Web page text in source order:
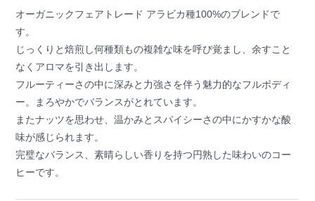
オーガニックフェアトレード アラビカ種100%のブレンドで
す。
じっくりと焙煎し何種類もの複雑な味を呼び覚まし、余すこと
なくアロマを引き出します。
フルーティーさの中に深みと力強さを伴う魅力的なフルボディ
ー。まろやかでバランスがとれています。
またナッツを思わせ、温かみとスパイシーさの中にかすかな酸
味が感じられます。
完璧なバランス、素晴らしい香りを持つ円熟した味わいのコー
ヒーです。